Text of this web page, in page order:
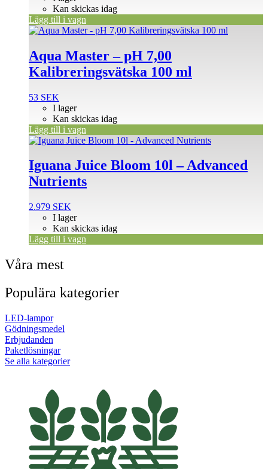
Kan skickas idag
Lägg till i vagn
Aqua Master – pH 7,00
Kalibreringsvätska 100 ml
53 SEK
I lager
Kan skickas idag
Lägg till i vagn
Iguana Juice Bloom 10l – Advanced
Nutrients
2.979 SEK
I lager
Kan skickas idag
Lägg till i vagn
Våra mest
Populära kategorier
LED-lampor
Gödningsmedel
Erbjudanden
Paketlösningar
Se alla kategorier